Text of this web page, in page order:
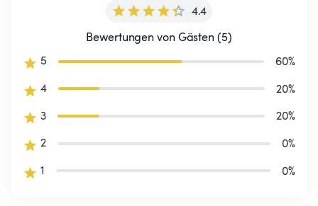
4.4
Bewertungen von Gästen (5)
5
60%
4
20%
3
20%
2
0%
1
0%